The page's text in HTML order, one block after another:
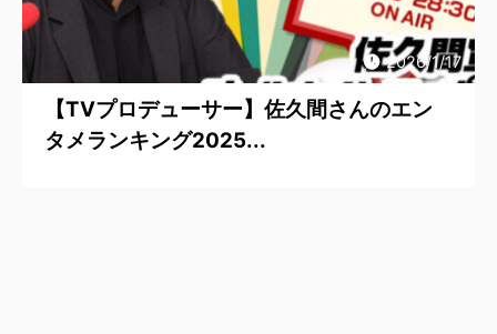
2026/1/17
【TVプロデューサー】佐久間さんのエン
タメランキング2025...